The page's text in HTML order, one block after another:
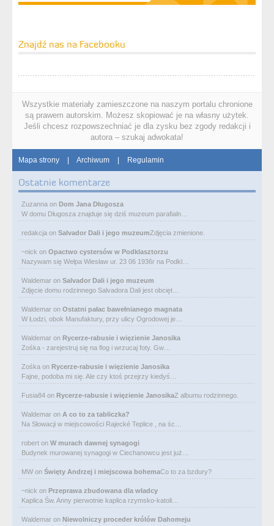
Znajdź nas na Facebooku
Wszystkie materiały zamieszczone na naszym portalu chronione
są prawem autorskim. Możesz skopiować je na własny użytek.
Jeśli chcesz rozpowszechniać je dla zysku bez zgody redakcji i
autora – szukaj adwokata!
Mapa strony | Archiwum | Regulamin
Ostatnie komentarze
Zuzanna on Dom Jana Długosza
W domu Długosza znajduje się dziś muzeum parafialn…
redakcja on Salvador Dali i jego muzeumZdjęcia zmienione.
~nick on Opactwo cystersów w Podklasztorzu
Nazywam się Wełpa Wiesław ur. 23 06 1936r na Podkl…
Waldemar on Salvador Dali i jego muzeum
Zdjęcie domu rodzinnego Salvadora Dali jest obcięt…
Waldemar on Ostatni pałac bawełnianego magnata
W Łodzi, obok Manufaktury, przy ulicy Ogrodowej je…
Waldemar on Rycerze-rabusie i więzienie Janosika
Zośka - zarejestruj się na flog i wrzucaj foty. Gw…
Zośka on Rycerze-rabusie i więzienie Janosika
Fajne, podoba mi się. Ale czy ktoś przejrzy kiedyś…
Fusia84 on Rycerze-rabusie i więzienie JanosikaZ albumu rodzinnego.
Waldemar on A co to za tabliczka?
Na Słowacji w miejscowości Rajecké Teplice , na śc…
robert on W murach dawnej synagogi
Budynek murowanej synagogi w Ciechanowcu jest już…
MW on Święty Andrzej i miejscowa bohemaCo to za bzdury?
~nick on Przeprawa zbudowana dla władcy
Kaplica Św. Anny pierwotnie kaplica rzymsko-katoli…
Waldemar on Niewolniczy proceder królów Dahomeju